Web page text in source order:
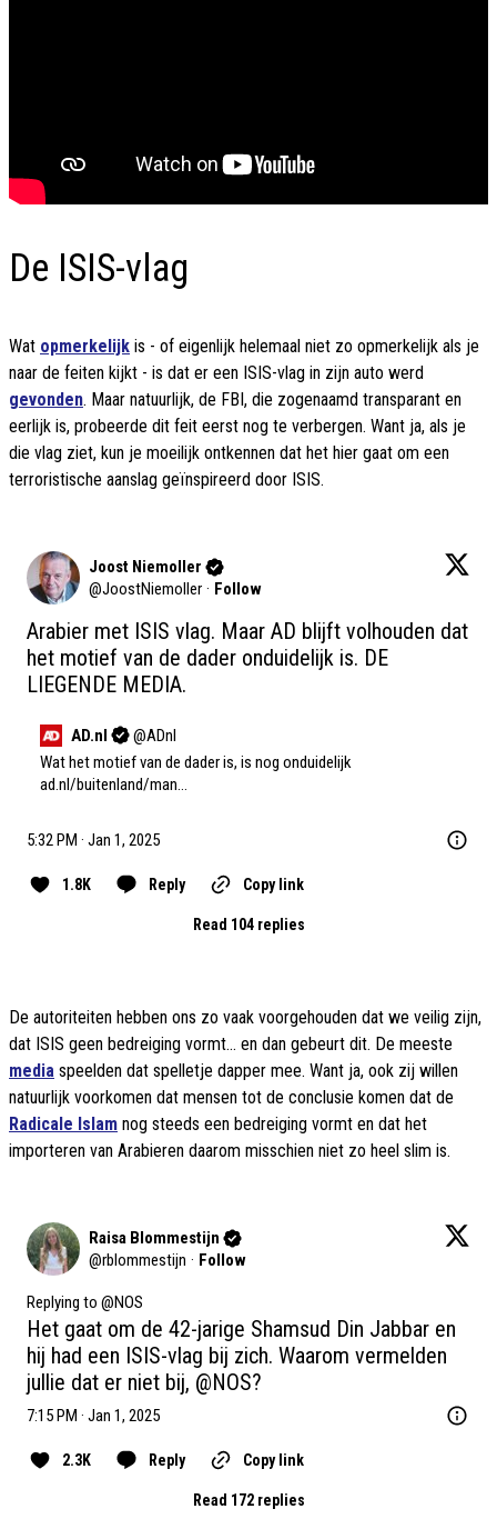
De ISIS-vlag
Wat opmerkelijk is - of eigenlijk helemaal niet zo opmerkelijk als je
naar de feiten kijkt - is dat er een ISIS-vlag in zijn auto werd
gevonden. Maar natuurlijk, de FBI, die zogenaamd transparant en
eerlijk is, probeerde dit feit eerst nog te verbergen. Want ja, als je
die vlag ziet, kun je moeilijk ontkennen dat het hier gaat om een
terroristische aanslag geïnspireerd door ISIS.
Joost Niemoller
@JoostNiemoller · Follow
Arabier met ISIS vlag. Maar AD blijft volhouden dat
het motief van de dader onduidelijk is. DE
LIEGENDE MEDIA.
AD.nl @ADnl
ad.nl/buitenland/man…
5:32 PM · Jan 1, 2025
1.8K Reply Copy link
Read 104 replies
De autoriteiten hebben ons zo vaak voorgehouden dat we veilig zijn,
dat ISIS geen bedreiging vormt... en dan gebeurt dit. De meeste
media speelden dat spelletje dapper mee. Want ja, ook zij willen
natuurlijk voorkomen dat mensen tot de conclusie komen dat de
Radicale Islam nog steeds een bedreiging vormt en dat het
importeren van Arabieren daarom misschien niet zo heel slim is.
Raisa Blommestijn
@rblommestijn · Follow
Replying to @NOS
Het gaat om de 42-jarige Shamsud Din Jabbar en
hij had een ISIS-vlag bij zich. Waarom vermelden
jullie dat er niet bij, @NOS?
7:15 PM · Jan 1, 2025
2.3K Reply Copy link
Read 172 replies